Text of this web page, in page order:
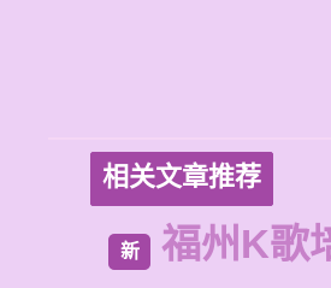
相关文章推荐
新 福州K歌